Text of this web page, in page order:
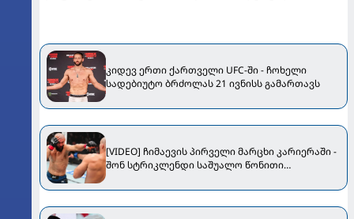
კიდევ ერთი ქართველი UFC-ში - ჩოხელი
სადებიუტო ბრძოლას 21 ივნისს გამართავს
[VIDEO] ჩიმაევის პირველი მარცხი კარიერაში -
შონ სტრიკლენდი საშუალო წონითი